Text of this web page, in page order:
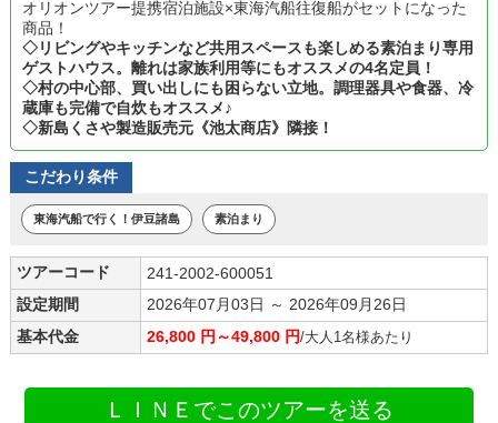
オリオンツアー提携宿泊施設×東海汽船往復船がセットになった
商品！
◇リビングやキッチンなど共用スペースも楽しめる素泊まり専用
ゲストハウス。離れは家族利用等にもオススメの4名定員！
◇村の中心部、買い出しにも困らない立地。調理器具や食器、冷
蔵庫も完備で自炊もオススメ♪
◇新島くさや製造販売元《池太商店》隣接！
こだわり条件
東海汽船で行く！伊豆諸島 素泊まり
ツアーコード
241-2002-600051
設定期間
2026年07月03日 ～ 2026年09月26日
基本代金
26,800 円～49,800 円/大人1名様あたり
ＬＩＮＥでこのツアーを送る